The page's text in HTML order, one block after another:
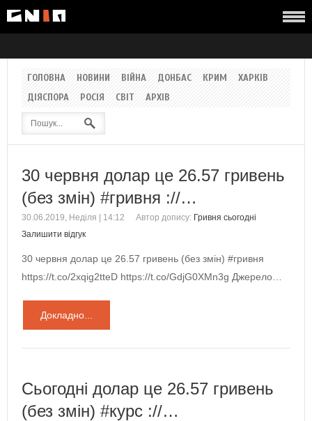
ГОЛОВНА НОВИНИ ВІЙНА ДОНБАС КРИМ
ХАРКІВ
ДІЯСПОРА
РОСІЯ СВІТ АРХІВ
30 червня долар це 26.57 гривень
(без змін) #гривня ://…
30.06.2019, Неділя | 14:12 Автор допису: Гривня сьогодні
Залишити відгук
30 червня долар це 26.57 гривень (без змін) #гривня
https://t.co/2xqig2tteD https://t.co/GdjG0XMn3g Джерело…
Докладно...
Сьогодні долар це 26.57 гривень
(без змін) #курс ://…